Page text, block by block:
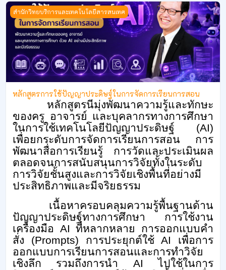
หลักสูตรการใช้ปัญญาประดิษฐ์ในการจัดการเรียนการสอน
สำนักวิทยบริการและเทคโนโลยีสารสนเทศ
หลักสูตรการใช้ปัญญาประดิษฐ์ในการจัดการเรียนการสอน
หลักสูตรนี้มุ่งพัฒนาความรู้และทักษะ
ของครู อาจารย์ และบุคลากรทางการศึกษา
ในการใช้เทคโนโลยีปัญญาประดิษฐ์ (AI)
เพื่อยกระดับการจัดการเรียนการสอน การ
พัฒนาสื่อการเรียนรู้ การวัดและประเมินผล
ตลอดจนการสนับสนุนการวิจัยทั้งในระดับ
การวิจัยชั้นสูงและการวิจัยเชิงพื้นที่อย่างมี
ประสิทธิภาพและมีจริยธรรม
เนื้อหาครอบคลุมความรู้พื้นฐานด้าน
ปัญญาประดิษฐ์ทางการศึกษา การใช้งาน
เครื่องมือ AIที่หลากหลาย การออกแบบคำ
สั่ง (Prompts) การประยุกต์ใช้AI เพื่อการ
ออกแบบการเรียนการสอนและการทำวิจัย
เชิงลึก รวมถึงการนำ AIไปใช้ในการ